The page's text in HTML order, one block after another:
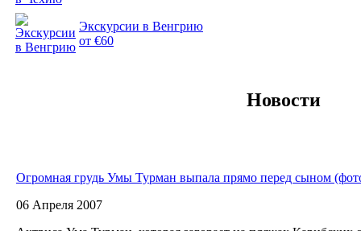
Экскурсии в Венгрию
от €60
Новости
Огромная грудь Умы Турман выпала прямо перед сыном
06 Апреля 2007